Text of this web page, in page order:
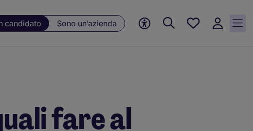
candidato Sono un’azienda
Preferiti, 0
fare al